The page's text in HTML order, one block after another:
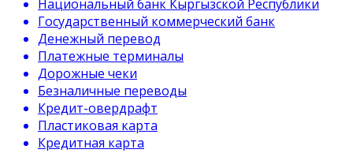
Национальный банк Кыргызской Республики
Государственный коммерческий банк
Денежный перевод
Платежные терминалы
Дорожные чеки
Безналичные переводы
Кредит-овердрафт
Пластиковая карта
Кредитная карта